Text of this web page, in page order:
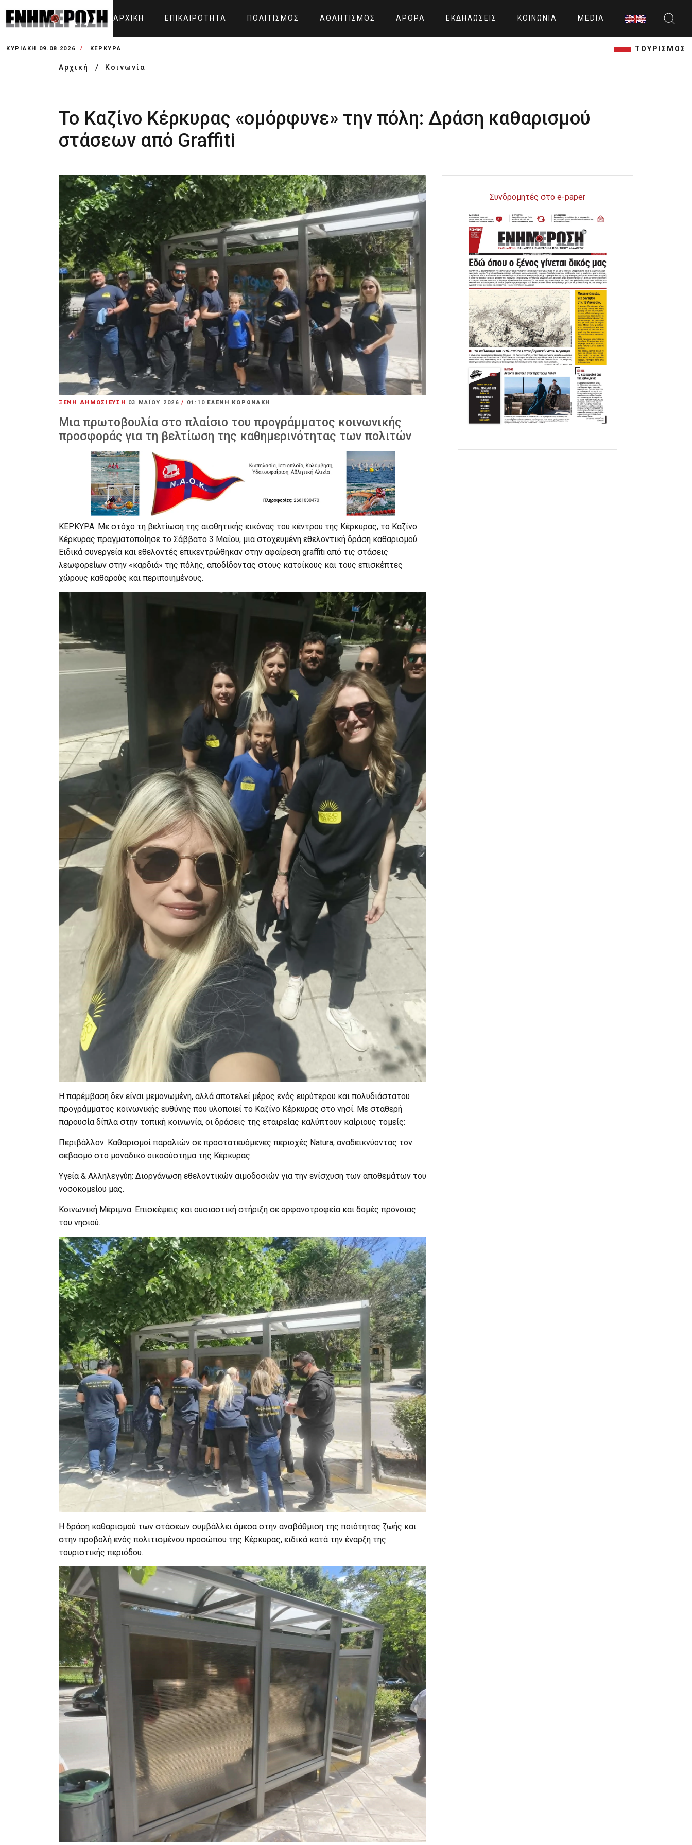
ΑΡΧΙΚΉ ΕΠΙΚΑΙΡΌΤΗΤΑ ΠΟΛΙΤΙΣΜΌΣ ΑΘΛΗΤΙΣΜΌΣ ΆΡΘΡΑ ΕΚΔΗΛΏΣΕΙΣ ΚΟΙΝΩΝΊΑ MEDIA
ΚΥΡΙΑΚΉ 09.08.2026 ΚΕΡΚΥΡΑ ΤΟΥΡΙΣΜΟΣ
Αρχική Κοινωνία
Το Καζίνο Κέρκυρας «ομόρφυνε» την πόλη: Δράση καθαρισμού
στάσεων από Graffiti
ΞΕΝΗ ΔΗΜΟΣΙΕΥΣΗ 03 ΜΑΪ́ΟΥ 2026/ 01:10 ΕΛΕΝΗ ΚΟΡΩΝΑΚΗ
Μια πρωτοβουλία στο πλαίσιο του προγράμματος κοινωνικής
προσφοράς για τη βελτίωση της καθημερινότητας των πολιτών
ΚΕΡΚΥΡΑ. Με στόχο τη βελτίωση της αισθητικής εικόνας του κέντρου της Κέρκυρας, το Καζίνο
Κέρκυρας πραγματοποίησε το Σάββατο 3 Μαΐου, μια στοχευμένη εθελοντική δράση καθαρισμού.
Ειδικά συνεργεία και εθελοντές επικεντρώθηκαν στην αφαίρεση graffiti από τις στάσεις
λεωφορείων στην «καρδιά» της πόλης, αποδίδοντας στους κατοίκους και τους επισκέπτες
χώρους καθαρούς και περιποιημένους.
Η παρέμβαση δεν είναι μεμονωμένη, αλλά αποτελεί μέρος ενός ευρύτερου και πολυδιάστατου
προγράμματος κοινωνικής ευθύνης που υλοποιεί το Καζίνο Κέρκυρας στο νησί. Με σταθερή
παρουσία δίπλα στην τοπική κοινωνία, οι δράσεις της εταιρείας καλύπτουν καίριους τομείς:
Περιβάλλον: Καθαρισμοί παραλιών σε προστατευόμενες περιοχές Natura, αναδεικνύοντας τον
σεβασμό στο μοναδικό οικοσύστημα της Κέρκυρας.
Υγεία & Αλληλεγγύη: Διοργάνωση εθελοντικών αιμοδοσιών για την ενίσχυση των αποθεμάτων του
νοσοκομείου μας.
Κοινωνική Μέριμνα: Επισκέψεις και ουσιαστική στήριξη σε ορφανοτροφεία και δομές πρόνοιας
του νησιού.
Η δράση καθαρισμού των στάσεων συμβάλλει άμεσα στην αναβάθμιση της ποιότητας ζωής και
στην προβολή ενός πολιτισμένου προσώπου της Κέρκυρας, ειδικά κατά την έναρξη της
τουριστικής περιόδου.
Συνδρομητές στο e-paper